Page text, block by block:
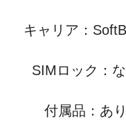
キャリア：
SIMロック：
付属品：あり